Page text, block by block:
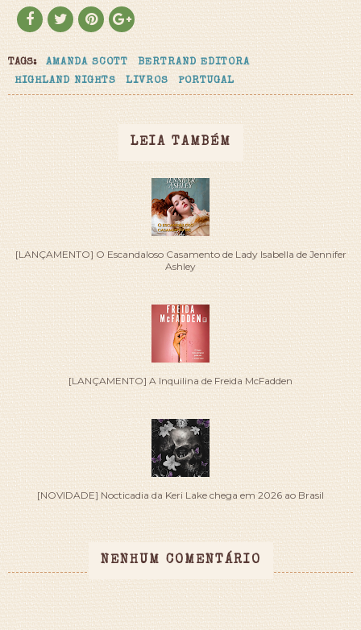
TAGS: AMANDA SCOTT
BERTRAND EDITORA
HIGHLAND NIGHTS
LIVROS PORTUGAL
LEIA TAMBÉM
[LANÇAMENTO] O Escandaloso Casamento de Lady Isabella de Jennifer
Ashley
[LANÇAMENTO] A Inquilina de Freida McFadden
[NOVIDADE] Nocticadia da Keri Lake chega em 2026 ao Brasil
NENHUM COMENTÁRIO